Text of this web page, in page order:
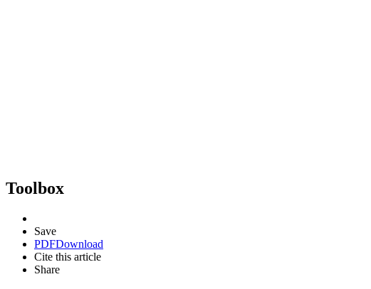
Toolbox
Save
PDFDownload
Cite this article
Share